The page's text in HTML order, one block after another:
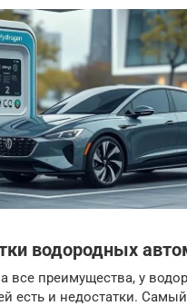
водородных
все преимущества, у
есть и недостатки.